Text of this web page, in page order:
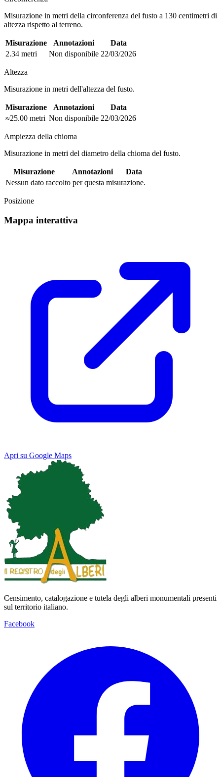
Misurazione in metri della circonferenza del fusto a 130 centimetri di
altezza rispetto al terreno.
Misurazione Annotazioni
Data
2.34 metri
Non disponibile 22/03/2026
Altezza
Misurazione in metri dell'altezza del fusto.
Misurazione Annotazioni
Data
≈25.00 metri Non disponibile 22/03/2026
Ampiezza della chioma
Misurazione in metri del diametro della chioma del fusto.
Misurazione Annotazioni
Data
Nessun dato raccolto per questa misurazione.
Posizione
Mappa interattiva
Apri su Google Maps
Map Satellite
Keyboard shortcuts
Censimento, catalogazione e tutela degli alberi monumentali presenti
sul territorio italiano.
Facebook